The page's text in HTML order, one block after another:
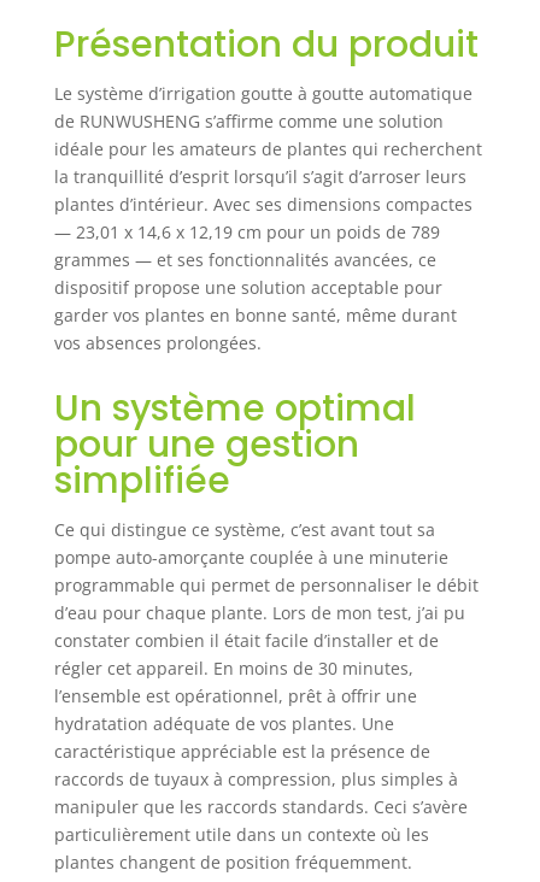
dispositif
d'arrosage des
plantes en pot
fournissant la
quantité parfaite
d'eau à chaque
plante. Il empêche
à la fois le sous-
arrosage et
l'arrosage excessif,
assurant que vos
plantes restent
hydratées pendant
que vous êtes
absent ou occupé
temps. Réservoir
d'eau externe : il
suffit de connecter
le tuyau
récipient pour
commencer
l'arrosage, il n'y a
pas de restrictions
sur la taille ou la
capacité du
récipient. Opter
pour un récipient
plus grand
minimise le besoin
de recharges
fréquentes, ce qui
le rend plus
pratique et moins
Présentation du produit
Le système d’irrigation goutte à goutte automatique
de RUNWUSHENG s’affirme comme une solution
idéale pour les amateurs de plantes qui recherchent
la tranquillité d’esprit lorsqu’il s’agit d’arroser leurs
plantes d’intérieur. Avec ses dimensions compactes
— 23,01 x 14,6 x 12,19 cm pour un poids de 789
grammes — et ses fonctionnalités avancées, ce
dispositif propose une solution acceptable pour
garder vos plantes en bonne santé, même durant
vos absences prolongées.
Un système optimal
pour une gestion
simplifiée
Ce qui distingue ce système, c’est avant tout sa
pompe auto-amorçante couplée à une minuterie
programmable qui permet de personnaliser le débit
d’eau pour chaque plante. Lors de mon test, j’ai pu
constater combien il était facile d’installer et de
régler cet appareil. En moins de 30 minutes,
l’ensemble est opérationnel, prêt à offrir une
hydratation adéquate de vos plantes. Une
caractéristique appréciable est la présence de
raccords de tuyaux à compression, plus simples à
manipuler que les raccords standards. Ceci s’avère
particulièrement utile dans un contexte où les
plantes changent de position fréquemment.